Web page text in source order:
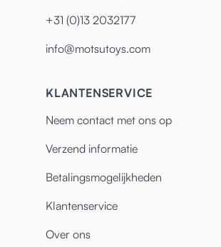
+31 (0)13 2032177
info@motsutoys.com
KLANTENSERVICE
Neem contact met ons op
Verzend informatie
Betalingsmogelijkheden
Klantenservice
Over ons